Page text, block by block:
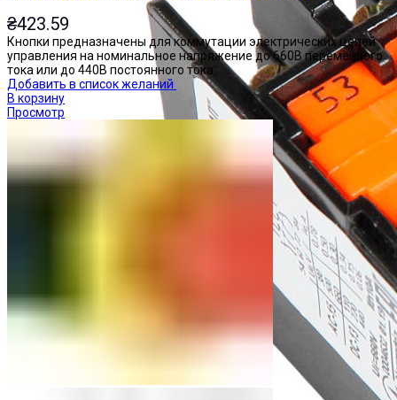
₴423.59
Кнопки предназначены для коммутации электрических цепей
управления на номинальное напряжение до 660В переменного
тока или до 440В постоянного тока.
Добавить в список желаний
В корзину
Просмотр